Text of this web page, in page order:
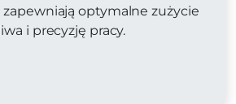
optymalne zużycie
i precyzję pracy.